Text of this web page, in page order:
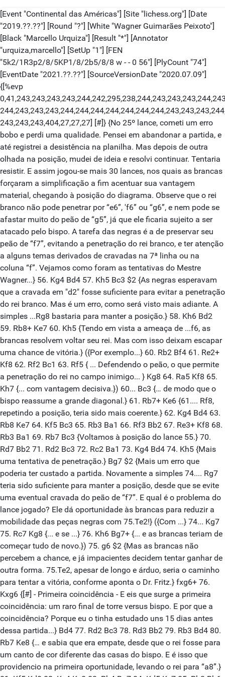
[Event "Continental das Américas"] [Site "lichess.org"] [Date
"2019.??.??"] [Round "?"] [White "Wagner Guimarães Peixoto"]
[Black "Marcello Urquiza"] [Result "*"] [Annotator
"urquiza,marcello"] [SetUp "1"] [FEN
"5k2/1R3p2/8/5KP1/8/2b5/8/8 w - - 0 56"] [PlyCount "74"]
[EventDate "2021.??.??"] [SourceVersionDate "2020.07.09"]
{[%evp
243,243,243,404,27,27,27] [#]} {No 25º lance, cometi um erro
bobo e perdi uma qualidade. Pensei em abandonar a partida, e
até registrei a desistência na planilha. Mas depois de outra
olhada na posição, mudei de ideia e resolvi continuar. Tentaria
resistir. E assim jogou-se mais 30 lances, nos quais as brancas
forçaram a simplificação a fim acentuar sua vantagem
material, chegando à posição do diagrama. Observe que o rei
branco não pode penetrar por “e6”, 'f6” ou “g6”, e nem pode se
afastar muito do peão de “g5”, já que ele ficaria sujeito a ser
atacado pelo bispo. A tarefa das negras é a de preservar seu
peão de “f7”, evitando a penetração do rei branco, e ter atenção
a alguns temas derivados de cravadas na 7ª linha ou na
coluna “f”. Vejamos como foram as tentativas do Mestre
Wagner...} 56. Kg4 Bd4 57. Kh5 Bc3 $2 {As negras esperavam
que a cravada em "d2" fosse suficiente para evitar a penetração
do rei branco. Mas é um erro, como será visto mais adiante. A
simples ...Rg8 bastaria para manter a posição.} 58. Kh6 Bd2
59. Rb8+ Ke7 60. Kh5 {Tendo em vista a ameaça de ...f6, as
brancas resolvem voltar seu rei. Mas com isso deixam escapar
uma chance de vitória.} ({Por exemplo...} 60. Rb2 Bf4 61. Re2+
Kf8 62. Rf2 Bc1 63. Rf5 { ... Defendendo o peão, o que permite
a penetração do rei no campo inimigo... } Kg8 64. Ra5 Kf8 65.
Kh7 {... com vantagem decisiva.}) 60... Bc3 {… de modo que o
bispo reassume a grande diagonal.} 61. Rb7+ Ke6 {61.... Rf8,
repetindo a posição, teria sido mais coerente.} 62. Kg4 Bd4 63.
Rb8 Ke7 64. Kf5 Bc3 65. Rb3 Ba1 66. Rf3 Bb2 67. Re3+ Kf8 68.
Rb3 Ba1 69. Rb7 Bc3 {Voltamos à posição do lance 55.} 70.
Rd7 Bb2 71. Rd2 Bc3 72. Rc2 Ba1 73. Kg4 Bd4 74. Kh5 {Mais
uma tentativa de penetração.} Bg7 $2 {Mais um erro que
poderia ter custado a partida. Novamente a simples 74.... Rg7
teria sido suficiente para manter a posição, desde que se evite
uma eventual cravada do peão de “f7”. E qual é o problema do
lance jogado? Ele dá oportunidade às brancas para reduzir a
mobilidade das peças negras com 75.Te2!} ({Com ...} 74... Kg7
75. Rc7 Kg8 {... e se ...} 76. Kh6 Bg7+ {... e as brancas teriam de
começar tudo de novo.}) 75. g6 $2 {Mas as brancas não
percebem a chance, e já impacientes decidem tentar ganhar de
outra forma. 75.Te2, apesar de longo e árduo, seria o caminho
para tentar a vitória, conforme aponta o Dr. Fritz.} fxg6+ 76.
Kxg6 {[#] - Primeira coincidência - E eis que surge a primeira
coincidência: um raro final de torre versus bispo. E por que a
coincidência? Porque eu o tinha estudado uns 15 dias antes
dessa partida...} Bd4 77. Rd2 Bc3 78. Rd3 Bb2 79. Rb3 Bd4 80.
Rb7 Ke8 {… e sabia que era empate, desde que o rei fosse para
um canto de cor diferente das casas do bispo. E é isso que
providencio na primeira oportunidade, levando o rei para “a8”.}